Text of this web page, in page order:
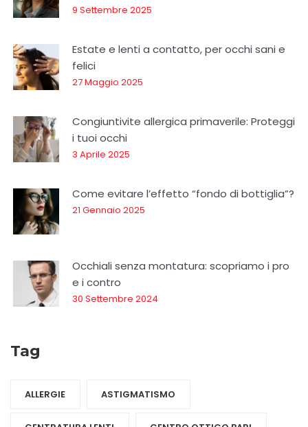
9 Settembre 2025
Estate e lenti a contatto, per occhi sani e
felici
27 Maggio 2025
Congiuntivite allergica primaverile: Proteggi
i tuoi occhi
3 Aprile 2025
Come evitare l’effetto “fondo di bottiglia”?
21 Gennaio 2025
Occhiali senza montatura: scopriamo i pro
e i contro
30 Settembre 2024
Tag
ALLERGIE ASTIGMATISMO